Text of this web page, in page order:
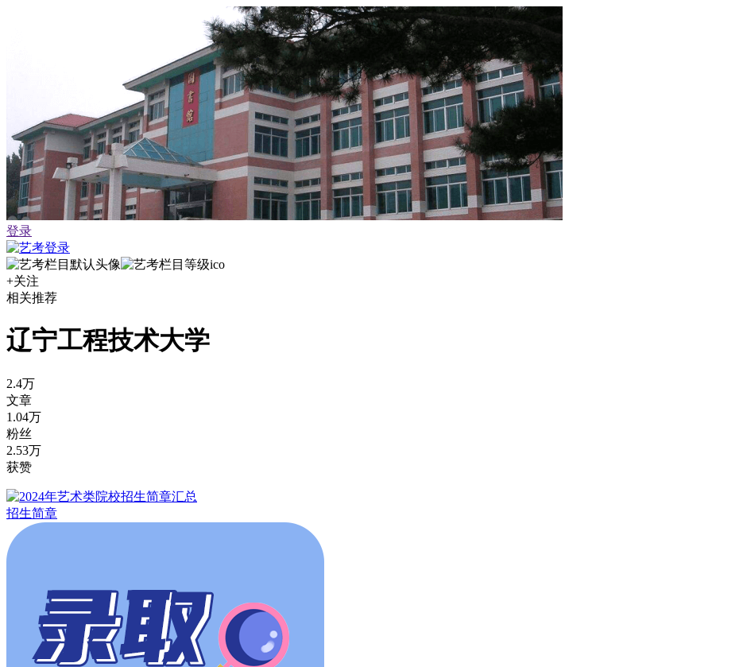
登录
+关注
相关推荐
辽宁工程技术大学
2.4万
文章
1.04万
粉丝
2.53万
获赞
招生简章